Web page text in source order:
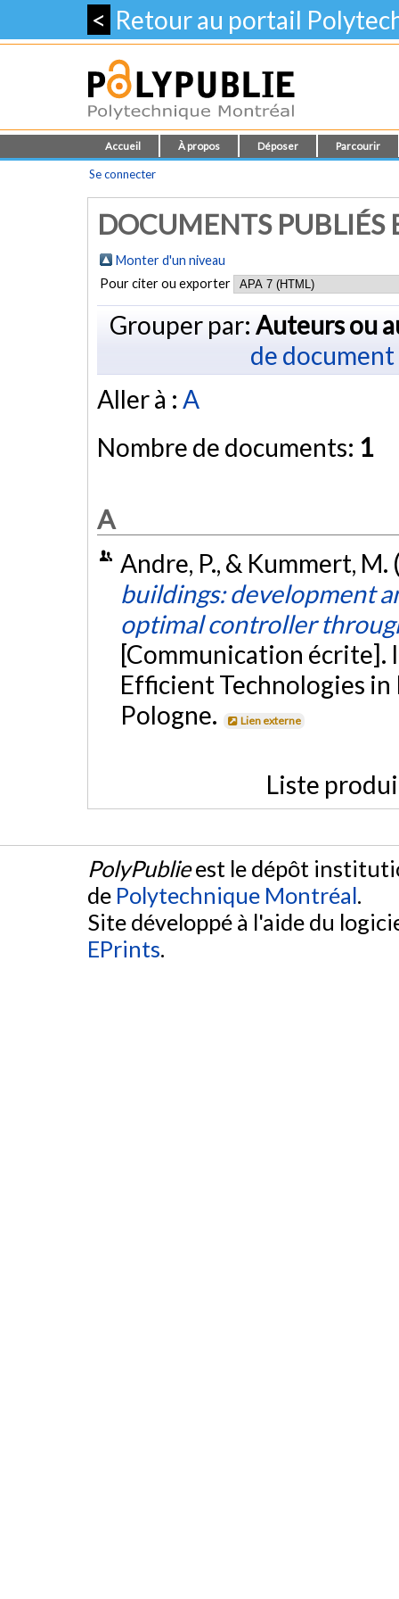
< Retour au portail
Accueil À propos Déposer Parcourir
Se connecter
DOCUMENTS PUBLIÉS
Monter d'un niveau
Pour citer ou exporter
Grouper par: Auteurs ou
de document
Aller à : A
Nombre de documents: 1
A
Andre, P., & Kummert,
buildings: development
optimal controller
[Communication écrite].
Efficient Technologies
Pologne.
Lien externe
Liste
PolyPublieest le dépôt
de Polytechnique Montréal.
Site développé à l'aide du
EPrints.